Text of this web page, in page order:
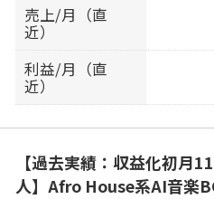
売上/月（直
近）
利益/月（直
近）
【過去実績：収益化初月
人】Afro House系AI音楽